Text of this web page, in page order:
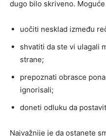
dugo bilo skriveno.
uočiti nesklad između
shvatiti da ste vi ulagali
strane;
prepoznati obrasce
ignorisali;
doneti odluku da
Najvažnije je da ostanete